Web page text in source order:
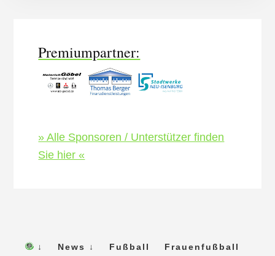
Premiumpartner:
» Alle Sponsoren / Unterstützer finden
Sie hier «
↓ News ↓ Fußball Frauenfußball